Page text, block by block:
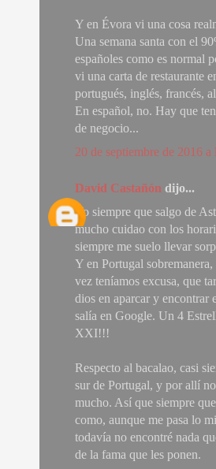
Y en Évora vi una cosa
Una semana santa con el
españoles como es normal
vi una carta de restaurante
portugués, inglés, francés,
En español, no. Hay que
de negocio...
20 de septiembre de 2016 a
David Castañón dijo...
Yo siempre que salgo de
mucho cuidao con los
siempre me suelo llevar
Y en Portugal sobremanera,
vez teníamos excusa, que
dios en aparcar y encontrar
salía en Google. Un 4
XXI!!!
Respecto al bacalao, casi
sur de Portugal, y por allí
mucho. Así que siempre
como, aunque me pasa lo
todavía no encontré nada
de la fama que les ponen.